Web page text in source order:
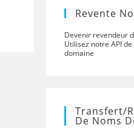
Revente
Devenir revendeur
Utilisez notre API
domaine
Transfert/
De Noms